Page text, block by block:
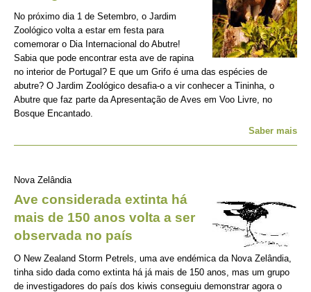
No próximo dia 1 de Setembro, o Jardim
Zoológico volta a estar em festa para
comemorar o Dia Internacional do Abutre!
Sabia que pode encontrar esta ave de rapina
no interior de Portugal? E que um Grifo é uma das espécies de
abutre? O Jardim Zoológico desafia-o a vir conhecer a Tininha, o
Abutre que faz parte da Apresentação de Aves em Voo Livre, no
Bosque Encantado.
Saber mais
Nova Zelândia
Ave considerada extinta há
mais de 150 anos volta a ser
observada no país
O New Zealand Storm Petrels, uma ave endémica da Nova Zelândia,
tinha sido dada como extinta há já mais de 150 anos, mas um grupo
de investigadores do país dos kiwis conseguiu demonstrar agora o